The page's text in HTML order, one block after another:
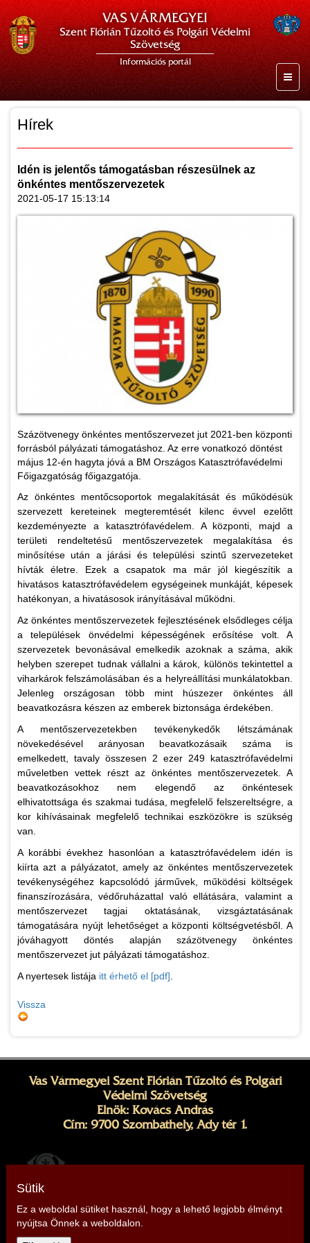
VAS VÁRMEGYEI
Szent Flórián Tűzoltó és Polgári Védelmi
Szövetség
Információs portál
Hírek
Idén is jelentős támogatásban részesülnek az
önkéntes mentőszervezetek
2021-05-17 15:13:14
Százötvenegy önkéntes mentőszervezet jut 2021-ben központi
forrásból pályázati támogatáshoz. Az erre vonatkozó döntést
május 12-én hagyta jóvá a BM Országos Katasztrófavédelmi
Főigazgatóság főigazgatója.
Az önkéntes mentőcsoportok megalakítását és működésük
szervezett kereteinek megteremtését kilenc évvel ezelőtt
kezdeményezte a katasztrófavédelem. A központi, majd a
területi rendeltetésű mentőszervezetek megalakítása és
minősítése után a járási és települési szintű szervezeteket
hívták életre. Ezek a csapatok ma már jól kiegészítik a
hivatásos katasztrófavédelem egységeinek munkáját, képesek
hatékonyan, a hivatásosok irányításával működni.
Az önkéntes mentőszervezetek fejlesztésének elsődleges célja
a települések önvédelmi képességének erősítése volt. A
szervezetek bevonásával emelkedik azoknak a száma, akik
helyben szerepet tudnak vállalni a károk, különös tekintettel a
viharkárok felszámolásában és a helyreállítási munkálatokban.
Jelenleg országosan több mint húszezer önkéntes áll
beavatkozásra készen az emberek biztonsága érdekében.
A mentőszervezetekben tevékenykedők létszámának
növekedésével arányosan beavatkozásaik száma is
emelkedett, tavaly összesen 2 ezer 249 katasztrófavédelmi
műveletben vettek részt az önkéntes mentőszervezetek. A
beavatkozásokhoz nem elegendő az önkéntesek
elhivatottsága és szakmai tudása, megfelelő felszereltségre, a
kor kihívásainak megfelelő technikai eszközökre is szükség
van.
A korábbi évekhez hasonlóan a katasztrófavédelem idén is
kiírta azt a pályázatot, amely az önkéntes mentőszervezetek
tevékenységéhez kapcsolódó járművek, működési költségek
finanszírozására, védőruházattal való ellátására, valamint a
mentőszervezet tagjai oktatásának, vizsgáztatásának
támogatására nyújt lehetőséget a központi költségvetésből. A
jóváhagyott döntés alapján százötvenegy önkéntes
mentőszervezet jut pályázati támogatáshoz.
A nyertesek listája itt érhető el [pdf].
Vissza
Vas Vármegyei Szent Flórián Tűzoltó és Polgári
Védelmi Szövetség
Elnök: Kovács András
Cím: 9700 Szombathely, Ady tér 1.
Sütik
Ez a weboldal sütiket használ, hogy a lehető legjobb élményt
nyújtsa Önnek a weboldalon.